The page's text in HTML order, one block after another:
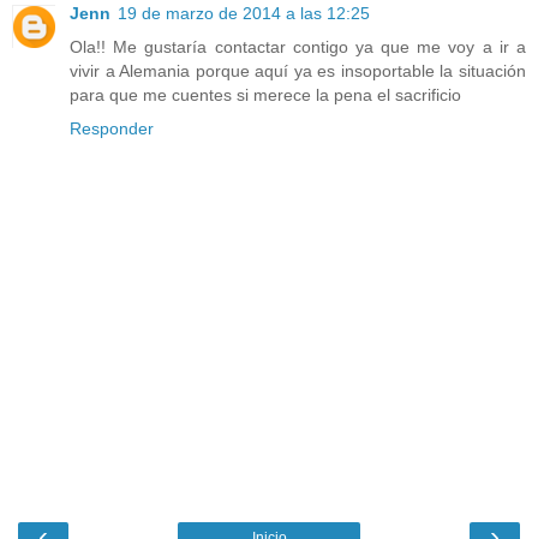
Jenn 19 de marzo de 2014 a las 12:25
Ola!! Me gustaría contactar contigo ya que me voy a ir a
vivir a Alemania porque aquí ya es insoportable la situación
para que me cuentes si merece la pena el sacrificio
Responder